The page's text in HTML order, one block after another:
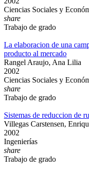
Ciencias Sociales y
share
Trabajo de grado
La elaboracion de una
producto al mercado
Rangel Araujo, Ana Lilia
2002
Ciencias Sociales y
share
Trabajo de grado
Sistemas de reduccion de
Villegas Carstensen,
2002
Ingenierías
share
Trabajo de grado